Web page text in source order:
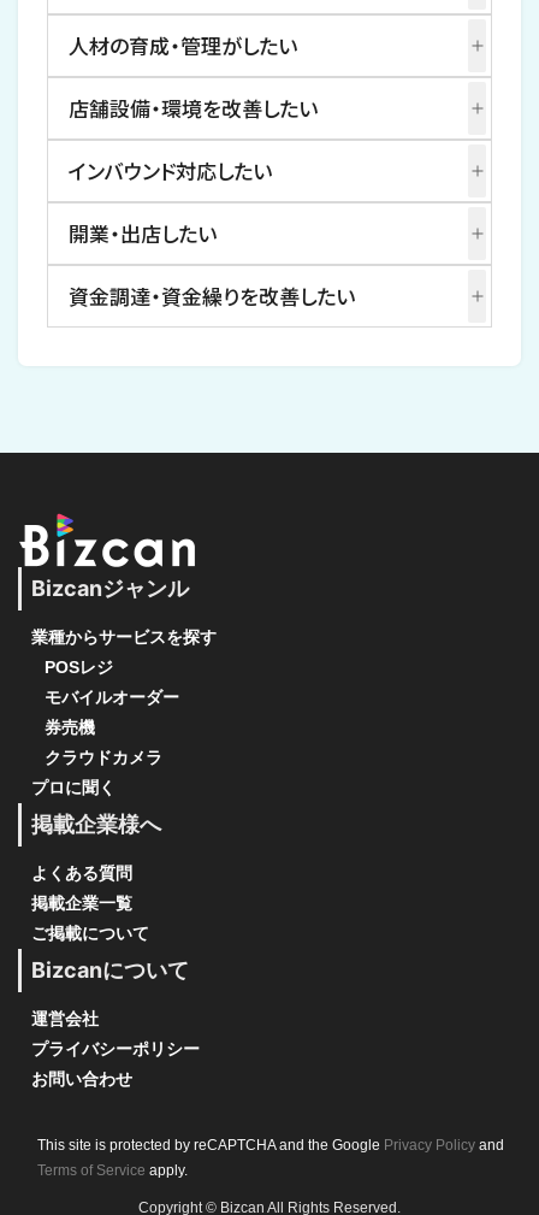
人材の育成・管理がしたい
店舗設備・環境を改善したい
インバウンド対応したい
開業・出店したい
資金調達・資金繰りを改善したい
Bizcanジャンル
業種からサービスを探す
POSレジ
モバイルオーダー
券売機
クラウドカメラ
プロに聞く
掲載企業様へ
よくある質問
掲載企業一覧
ご掲載について
Bizcanについて
運営会社
プライバシーポリシー
お問い合わせ
This site is protected by reCAPTCHA and the Google Privacy Policy and
Terms of Service apply.
Copyright © Bizcan All Rights Reserved.